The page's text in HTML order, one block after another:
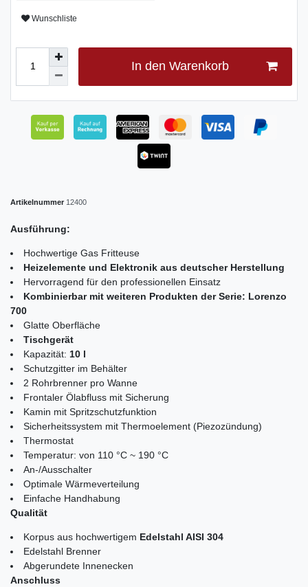
Wunschliste
In den Warenkorb
Artikelnummer 12400
Ausführung:
Hochwertige Gas Fritteuse
Heizelemente und Elektronik aus deutscher Herstellung
Hervorragend für den professionellen Einsatz
Kombinierbar mit weiteren Produkten der Serie: Lorenzo
700
Glatte Oberfläche
Tischgerät
Kapazität: 10 l
Schutzgitter im Behälter
2 Rohrbrenner pro Wanne
Frontaler Ölabfluss mit Sicherung
Kamin mit Spritzschutzfunktion
Sicherheitssystem mit Thermoelement (Piezozündung)
Thermostat
Temperatur: von 110 °C ~ 190 °C
An-/Ausschalter
Optimale Wärmeverteilung
Einfache Handhabung
Qualität
Korpus aus hochwertigem Edelstahl AISI 304
Edelstahl Brenner
Abgerundete Innenecken
Anschluss